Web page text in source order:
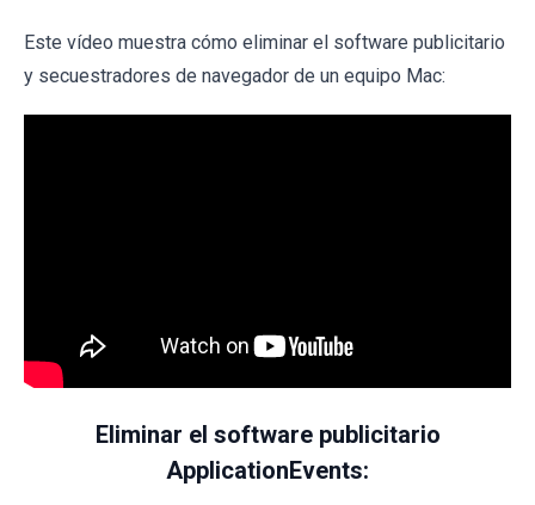
Este vídeo muestra cómo eliminar el software publicitario
y secuestradores de navegador de un equipo Mac:
Eliminar el software publicitario
ApplicationEvents: